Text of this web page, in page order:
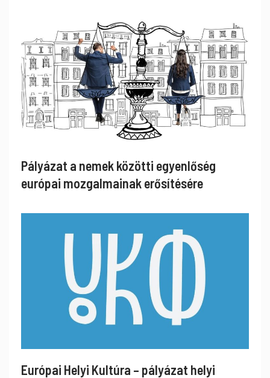
Pályázat a nemek közötti egyenlőség
európai mozgalmainak erősítésére
Európai Helyi Kultúra – pályázat helyi